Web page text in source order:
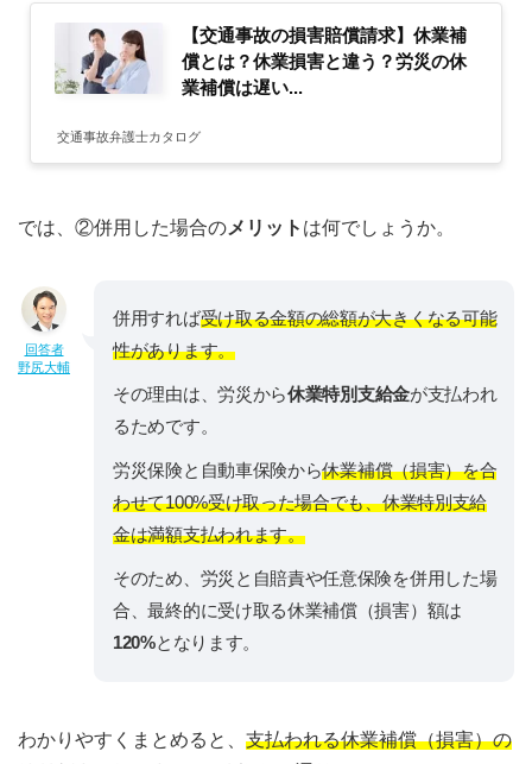
【交通事故の損害賠償請求】休業補
償とは？休業損害と違う？労災の休
業補償は遅い...
交通事故弁護士カタログ
では、②併用した場合のメリット は何でしょうか。
回答者
野尻大輔
併用すれば受け取る金額の総額が大きくなる可能
性があります。
その理由は、労災から休業特別支給金が支払われ
るためです。
労災保険と自動車保険から休業補償（損害）を合
わせて100%受け取った場合でも、休業特別支給
金は満額支払われます。
そのため、労災と自賠責や任意保険を併用した場
合、最終的に受け取る休業補償（損害）額は
120%となります。
わかりやすくまとめると、 支払われる休業補償（損害）の